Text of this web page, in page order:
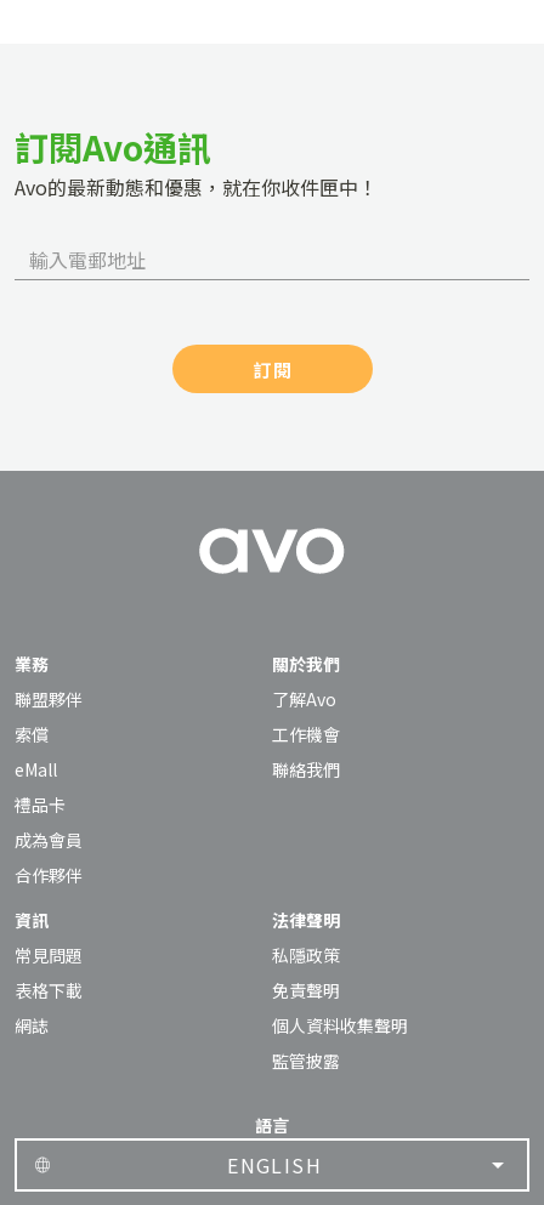
訂閱Avo通訊
Avo的最新動態和優惠，就在你收件匣中！
訂閱
業務
聯盟夥伴
索償
eMall
禮品卡
成為會員
合作夥伴
關於我們
了解Avo
工作機會
聯絡我們
資訊
常見問題
表格下載
網誌
法律聲明
私隱政策
免責聲明
個人資料收集聲明
監管披露
語言
ENGLISH